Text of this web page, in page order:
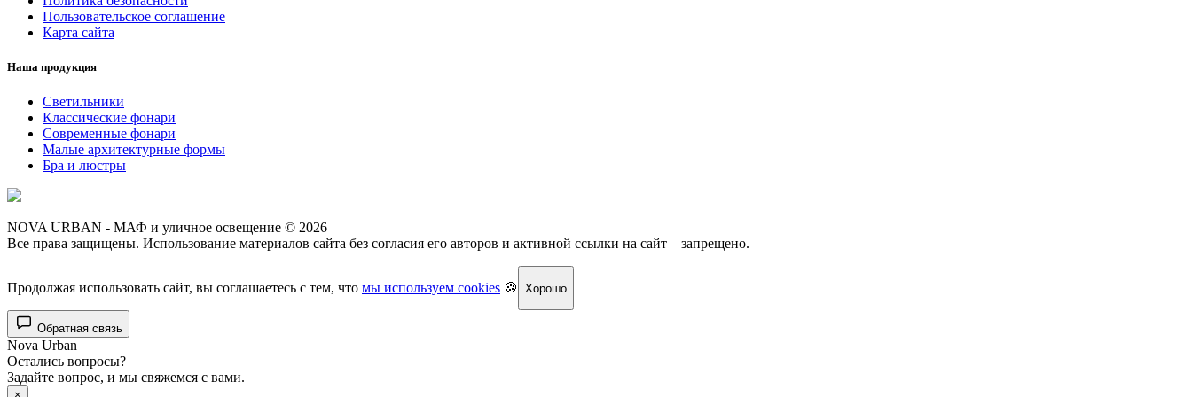
Пользовательское соглашение
Карта сайта
Наша продукция
Светильники
Классические фонари
Современные фонари
Малые архитектурные формы
Бра и люстры
NOVA URBAN - МАФ и уличное освещение © 2026
Все права защищены. Использование материалов сайта без согласия его авторов и активной ссылки на сайт – запрещено.
Продолжая использовать сайт, вы соглашаетесь с тем, что мы используем cookies 🍪 Хорошо
Обратная связь
Nova Urban
Остались вопросы?
Задайте вопрос, и мы свяжемся с вами.